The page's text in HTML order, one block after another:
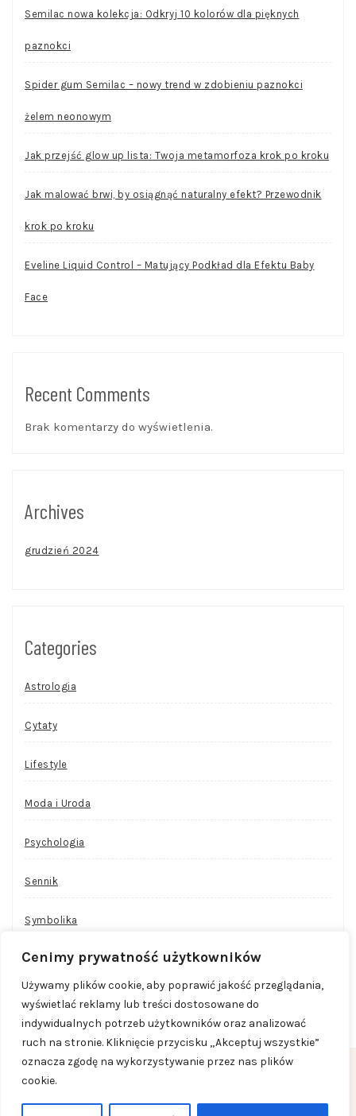
Cenimy prywatność użytkowników
Używamy plików cookie, aby poprawić jakość przeglądania,
wyświetlać reklamy lub treści dostosowane do
indywidualnych potrzeb użytkowników oraz analizować
ruch na stronie. Kliknięcie przycisku „Akceptuj wszystkie”
oznacza zgodę na wykorzystywanie przez nas plików
cookie.
Semilac nowa kolekcja: Odkryj 10 kolorów dla pięknych
paznokci
Spider gum Semilac – nowy trend w zdobieniu paznokci
żelem neonowym
Jak przejść glow up lista: Twoja metamorfoza krok po kroku
Jak malować brwi, by osiągnąć naturalny efekt? Przewodnik
krok po kroku
Eveline Liquid Control – Matujący Podkład dla Efektu Baby
Face
Recent Comments
Brak komentarzy do wyświetlenia.
Archives
grudzień 2024
Categories
Astrologia
Cytaty
Lifestyle
Moda i Uroda
Psychologia
Sennik
Symbolika
COPYRIGHT © 2026
RESERVED.